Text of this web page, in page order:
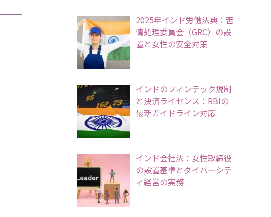
2025年インド労働法典：苦
情処理委員会（GRC）の設
置と女性の安全対策
インドのフィンテック規制
と決済ライセンス：RBIの
最新ガイドライン対応
インド会社法：女性取締役
の設置基準とダイバーシテ
ィ経営の実務